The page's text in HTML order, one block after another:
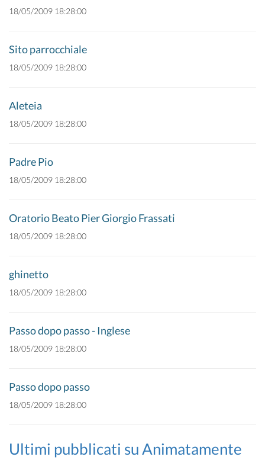
18/05/2009 18:28:00
Sito parrocchiale
18/05/2009 18:28:00
Aleteia
18/05/2009 18:28:00
Padre Pio
18/05/2009 18:28:00
Oratorio Beato Pier Giorgio Frassati
18/05/2009 18:28:00
ghinetto
18/05/2009 18:28:00
Passo dopo passo - Inglese
18/05/2009 18:28:00
Passo dopo passo
18/05/2009 18:28:00
Ultimi pubblicati su Animatamente